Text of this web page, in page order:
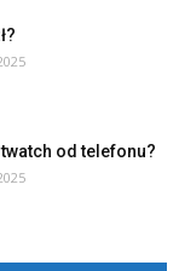
od telefonu?